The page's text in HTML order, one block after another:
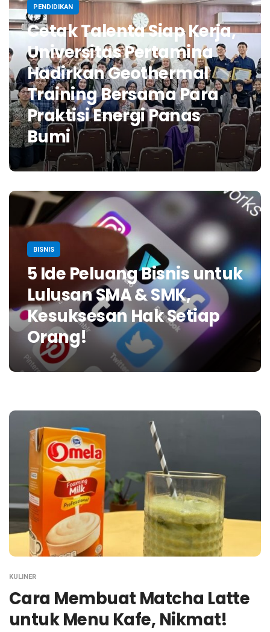
PENDIDIKAN
Cetak Talenta Siap Kerja,
Universitas Pertamina
Hadirkan Geothermal
Training Bersama Para
Praktisi Energi Panas
Bumi
BISNIS
5 Ide Peluang Bisnis untuk
Lulusan SMA & SMK,
Kesuksesan Hak Setiap
Orang!
KULINER
Cara Membuat Matcha Latte
untuk Menu Kafe, Nikmat!